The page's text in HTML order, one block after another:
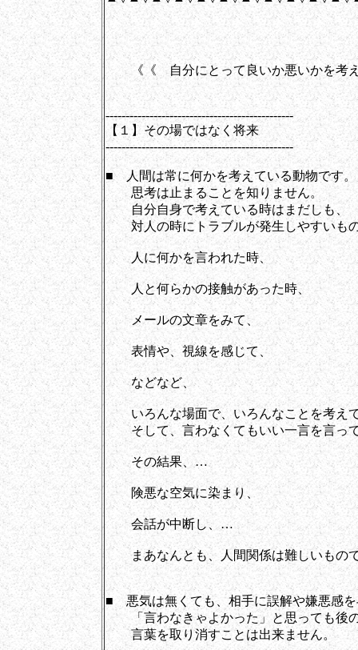
《《 自分にとって良いか悪いかを考
-----------------------------------------------
【１】その場ではなく将来
-----------------------------------------------
■ 人間は常に何かを考えている動物です。
思考は止まることを知りません。
自分自身で考えている時はまだしも、
対人の時にトラブルが発生しやすいも
人に何かを言われた時、
人と何らかの接触があった時、
メールの文章をみて、
表情や、視線を感じて、
などなど、
いろんな場面で、いろんなことを考え
そして、言わなくてもいい一言を言っ
その結果、…
険悪な空気に染まり、
会話が中断し、…
まあなんとも、人間関係は難しいもの
■ 悪気は無くても、相手に誤解や嫌悪感
「言わなきゃよかった」と思っても後
言葉を取り消すことは出来ません。